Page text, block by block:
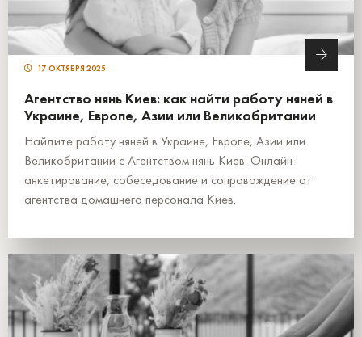
17 ОКТЯБРЯ 2025
Агентство нянь Киев: как найти работу няней в
Украине, Европе, Азии или Великобритании
Найдите работу няней в Украине, Европе, Азии или
Великобритании с Агентством нянь Киев. Онлайн-
анкетирование, собеседование и сопровождение от
агентства домашнего персонала Киев.